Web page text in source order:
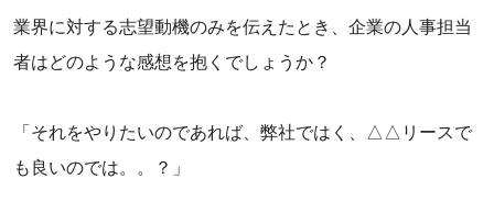
‌業界に対する志望動機のみを伝えたとき、企業の人事担当
者はどのような感想を抱くでしょうか？
‌「それをやりたいのであれば、弊社ではく、△△リースで
も良いのでは。。？」